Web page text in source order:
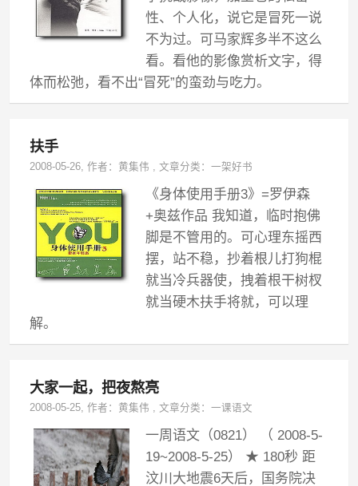
性、个人化，说它是冒死一说
不为过。可马家辉多半不这么
看。看他的影像赏析文字，得
体而松弛，看不出“冒死”的蛮劲与吃力。
扶手
2008-05-26, 作者：黄集伟 ,文章分类：一架好书
《身体使用手册3》=罗伊森
+奥兹作品 我知道，临时抱佛
脚是不管用的。可心理东摇西
摆，站不稳，抄着根儿打狗棍
就当冷兵器使，拽着根干树杈
就当硬木扶手将就，可以理
解。
大家一起，把夜熬亮
2008-05-25, 作者：黄集伟 ,文章分类：一课语文
一周语文（0821） （ 2008-5-
19~2008-5-25） ★ 180秒 距
汶川大地震6天后，国务院决